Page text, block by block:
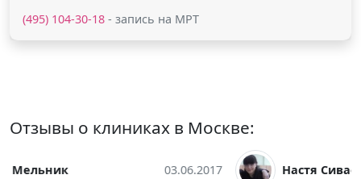
(495) 104-30-18 - запись на МРТ
Отзывы о клиниках в Москве:
Настя Сиваева 05.06.2017